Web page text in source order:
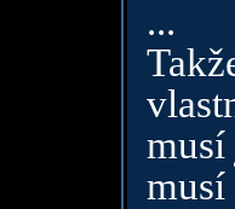
...
musí